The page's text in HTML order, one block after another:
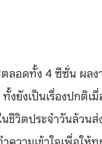
ตลอดทั้ง 4 ซีซั่น ผล
งยังเป็นเรื่องปกติ
ชีวิตประจำวันล้วน
ความเข้าใจเพื่อให้